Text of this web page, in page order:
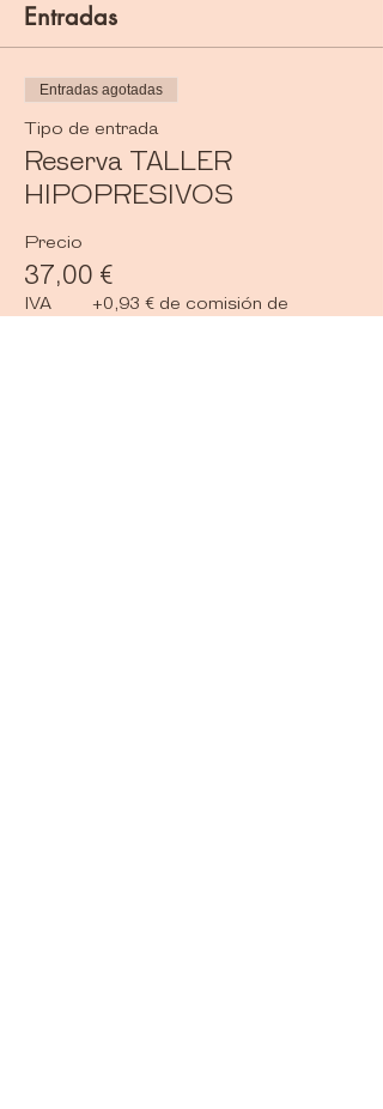
Entradas
Entradas agotadas
Tipo de entrada
Reserva TALLER
HIPOPRESIVOS
Precio
37,00 €
IVA
+0,93 € de comisión de